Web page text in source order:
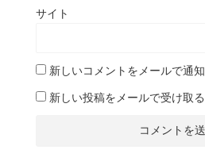
サイト
新しいコメントをメールで通知
新しい投稿をメールで受け取る